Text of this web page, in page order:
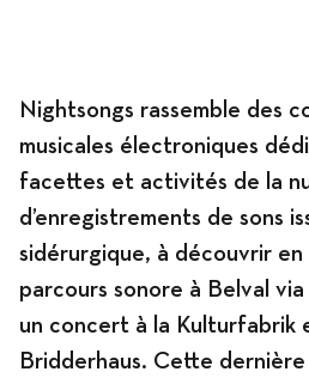
Ateliers
Nightsongs rassemble des
musicales électroniques
facettes et activités de la
d’enregistrements de sons
sidérurgique, à découvrir
parcours sonore à Belval
un concert à la Kulturfabrik
Bridderhaus. Cette